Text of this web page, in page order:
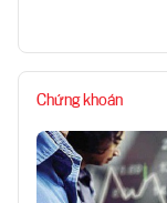
Chứng khoán